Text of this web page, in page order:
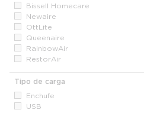
Bissell Homecare
Newaire
OttLite
Queenaire
RainbowAir
RestorAir
Healthway
AIRTHINX
Tipo de carga
Enchufe
USB